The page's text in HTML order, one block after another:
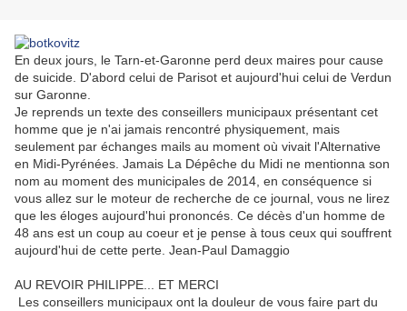
En deux jours, le Tarn-et-Garonne perd deux maires pour cause
de suicide. D'abord celui de Parisot et aujourd'hui celui de Verdun
sur Garonne.
Je reprends un texte des conseillers municipaux présentant cet
homme que je n'ai jamais rencontré physiquement, mais
seulement par échanges mails au moment où vivait l'Alternative
en Midi-Pyrénées. Jamais La Dépêche du Midi ne mentionna son
nom au moment des municipales de 2014, en conséquence si
vous allez sur le moteur de recherche de ce journal, vous ne lirez
que les éloges aujourd'hui prononcés. Ce décès d'un homme de
48 ans est un coup au coeur et je pense à tous ceux qui souffrent
aujourd'hui de cette perte. Jean-Paul Damaggio
AU REVOIR PHILIPPE... ET MERCI
Les conseillers municipaux ont la douleur de vous faire part du